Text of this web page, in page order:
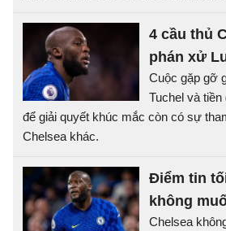
4 cầu thủ
phán xử
Cuộc gặp gỡ
Tuchel và
để giải quyết khúc mắc còn có sự
Chelsea khác.
Điểm tin
không
Chelsea